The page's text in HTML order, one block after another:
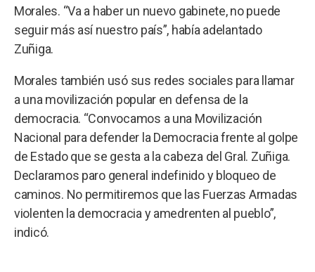
Morales. “Va a haber un nuevo gabinete, no puede
seguir más así nuestro país”, había adelantado
Zuñiga.
Morales también usó sus redes sociales para llamar
a una movilización popular en defensa de la
democracia. “Convocamos a una Movilización
Nacional para defender la Democracia frente al golpe
de Estado que se gesta a la cabeza del Gral. Zuñiga.
Declaramos paro general indefinido y bloqueo de
caminos. No permitiremos que las Fuerzas Armadas
violenten la democracia y amedrenten al pueblo”,
indicó.